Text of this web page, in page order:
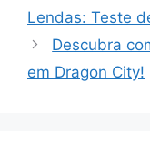
Lendas: Teste
Descubra
em Dragon City!